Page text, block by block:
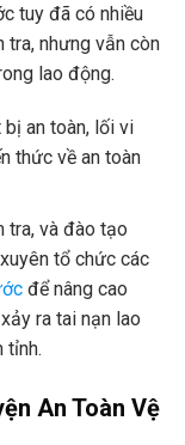
tuy đã có nhiều
tra, nhưng vẫn còn
lao động.
bị an toàn, lối vi
thức về an toàn
tra, và đào tạo
tổ chức các
để nâng cao
ra tai nạn lao
tỉnh.
An Toàn Vệ